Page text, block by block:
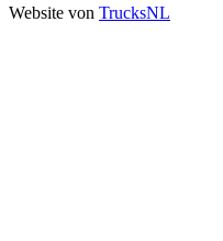
Website von TrucksNL